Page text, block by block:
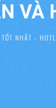
VÀ
NHẤT -